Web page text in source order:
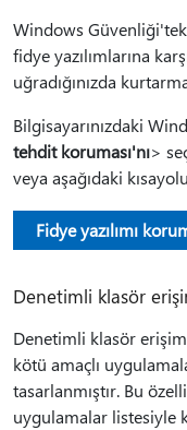
Windows
fidye yazılımlarına
uğradığınızda
Bilgisayarınızdaki
tehdit koruması'nı>
veya aşağıdaki
Fidye yazılımı
Denetimli klasör
Denetimli klasör
kötü amaçlı
tasarlanmıştır. Bu
uygulamalar listesiyle